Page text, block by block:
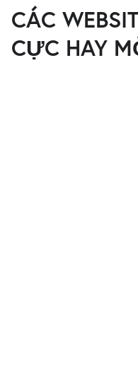
CÁC
CỰC HAY